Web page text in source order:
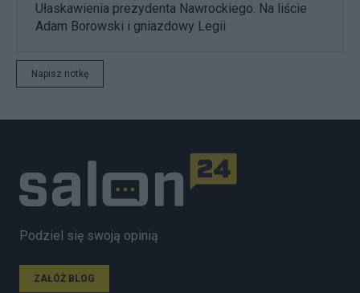
Ułaskawienia prezydenta Nawrockiego. Na liście
Adam Borowski i gniazdowy Legii
Napisz notkę
Podziel się swoją opinią
ZAŁÓŻ BLOG